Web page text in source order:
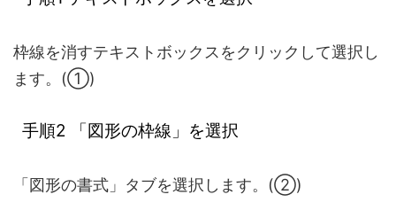
枠線を消すテキストボックスをクリックして選択し
ます。(①)
手順2 「図形の枠線」を選択
「図形の書式」タブを選択します。(②)